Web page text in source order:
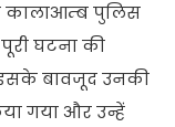
कालाआम्ब पुलिस
घटना की
इसके बावजूद उनकी
गया और उन्हें